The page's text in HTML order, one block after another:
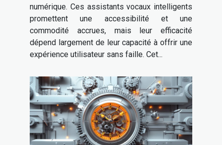
numérique. Ces assistants vocaux intelligents
promettent une accessibilité et une
commodité accrues, mais leur efficacité
dépend largement de leur capacité à offrir une
expérience utilisateur sans faille. Cet...